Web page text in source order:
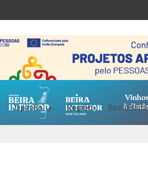
Opinião Região Sociedade